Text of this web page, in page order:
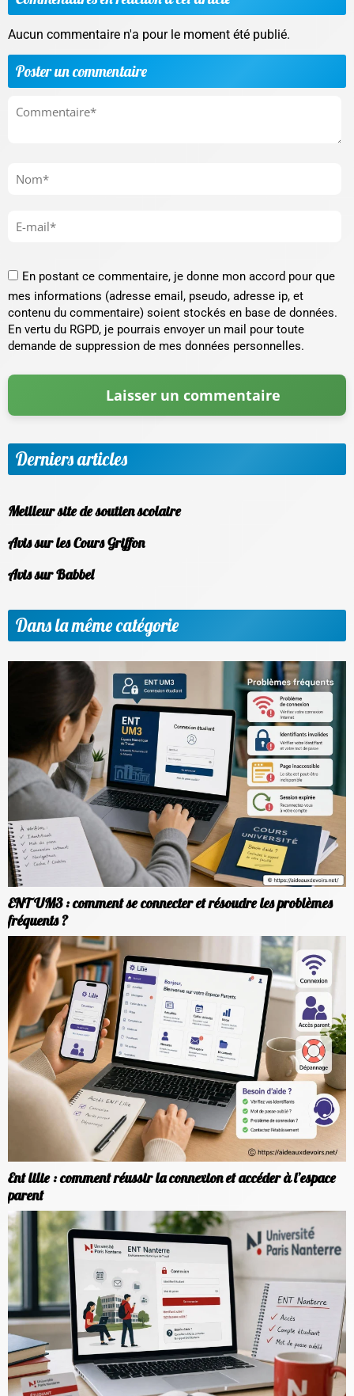
Aucun commentaire n'a pour le moment été publié.
Poster un commentaire
En postant ce commentaire, je donne mon accord pour que
mes informations (adresse email, pseudo, adresse ip, et
contenu du commentaire) soient stockés en base de données.
En vertu du RGPD, je pourrais envoyer un mail pour toute
demande de suppression de mes données personnelles.
Derniers articles
Meilleur site de soutien scolaire
Avis sur les Cours Griffon
Avis sur Babbel
Dans la même catégorie
ENT UM3 : comment se connecter et résoudre les problèmes
fréquents ?
Ent lilie : comment réussir la connexion et accéder à l’espace
parent